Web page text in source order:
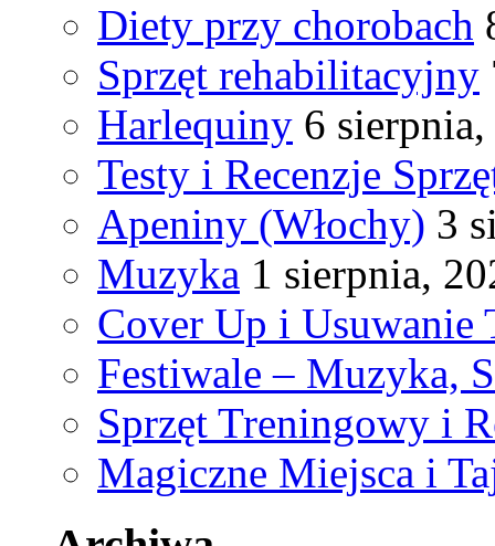
Diety przy chorobach
Sprzęt rehabilitacyjny
Harlequiny 6
Testy i Recenzje
Apeniny (Włochy) 3
Muzyka 1 sierpnia,
Cover Up i Usuwanie
Festiwale – Muzyka,
Sprzęt Treningowy i
Magiczne Miejsca i